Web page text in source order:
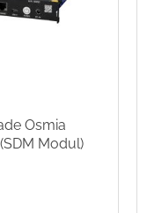
Osmia
Modul)